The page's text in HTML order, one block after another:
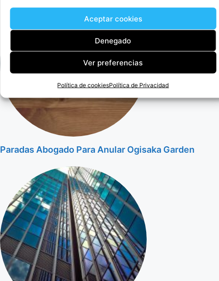
Aceptar cookies
Denegado
Ver preferencias
Política de cookiesPolítica de Privacidad
Paradas Abogado Para Anular Ogisaka Garden